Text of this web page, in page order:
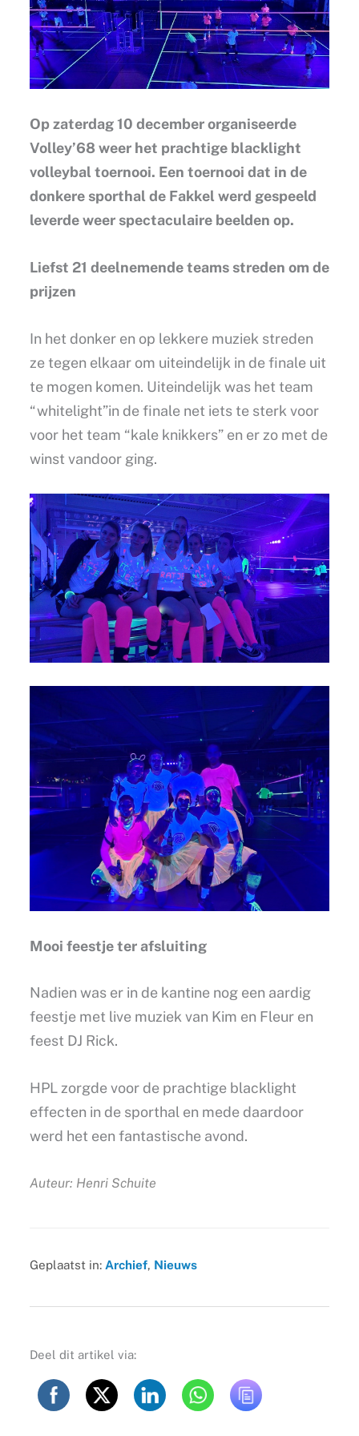
Op zaterdag 10 december organiseerde
Volley’68 weer het prachtige blacklight
volleybal toernooi. Een toernooi dat in de
donkere sporthal de Fakkel werd gespeeld
leverde weer spectaculaire beelden op.
Liefst 21 deelnemende teams streden om de
prijzen
In het donker en op lekkere muziek streden
ze tegen elkaar om uiteindelijk in de finale uit
te mogen komen. Uiteindelijk was het team
“whitelight”in de finale net iets te sterk voor
voor het team “kale knikkers” en er zo met de
winst vandoor ging.
Mooi feestje ter afsluiting
Nadien was er in de kantine nog een aardig
feestje met live muziek van Kim en Fleur en
feest DJ Rick.
HPL zorgde voor de prachtige blacklight
effecten in de sporthal en mede daardoor
werd het een fantastische avond.
Auteur: Henri Schuite
Geplaatst in: Archief, Nieuws
Deel dit artikel via: